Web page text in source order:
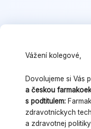
Vážení kolegové,
Dovolujeme si Vás
a českou
s podtitulem:
zdravotníckych
a zdravotnej politiky